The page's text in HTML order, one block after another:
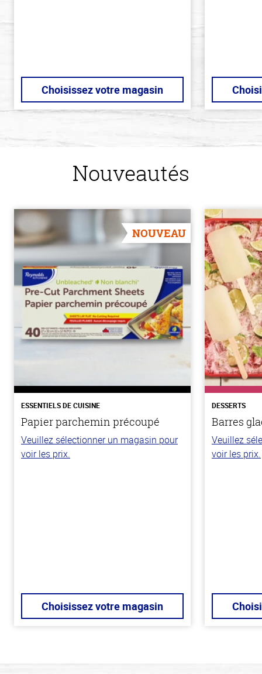
Choisissez votre magasin
Nouveautés
NOUVEAU
ESSENTIELS DE CUISINE
Papier parchemin précoupé
Veuillez sélectionner un magasin pour
voir les prix.
Choisissez votre magasin
DESSERTS
Barres
Veuillez
voir les prix.